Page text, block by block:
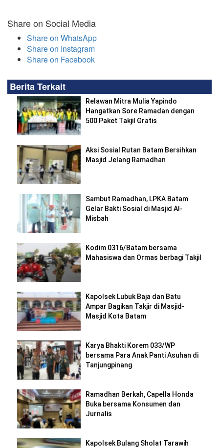
Share on Social Media
Share on WhatsApp
Share on Instagram
Share on Facebook
Berita Terkait
Relawan Mitra Mulia Yapindo
Hangatkan Sore Ramadan dengan
500 Paket Takjil Gratis
Aksi Sosial Rutan Batam Bersihkan
Masjid Jelang Ramadhan
Sambut Ramadhan, LPKA Batam
Gelar Bakti Sosial di Masjid Al-
Misbah
Kodim 0316/Batam bersama
Mahasiswa dan Ormas berbagi Takjil
Kapolsek Lubuk Baja dan Batu
Ampar Bagikan Takjir di Masjid-
Masjid Kota Batam
Karya Bhakti Korem 033/WP
bersama Para Anak Panti Asuhan di
Tanjungpinang
Ramadhan Berkah, Capella Honda
Buka bersama Konsumen dan
Jurnalis
Kapolsek Bulang Sholat Tarawih